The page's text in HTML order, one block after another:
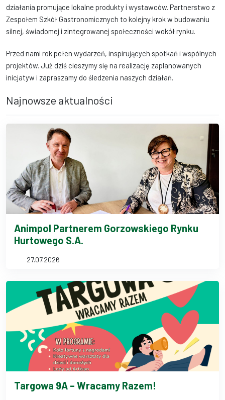
działania promujące lokalne produkty i wystawców. Partnerstwo z
Zespołem Szkół Gastronomicznych to kolejny krok w budowaniu
silnej, świadomej i zintegrowanej społeczności wokół rynku.
Przed nami rok pełen wydarzeń, inspirujących spotkań i wspólnych
projektów. Już dziś cieszymy się na realizację zaplanowanych
inicjatyw i zapraszamy do śledzenia naszych działań.
Najnowsze aktualności
Animpol Partnerem Gorzowskiego Rynku
Hurtowego S.A.
27.07.2026
Targowa 9A – Wracamy Razem!